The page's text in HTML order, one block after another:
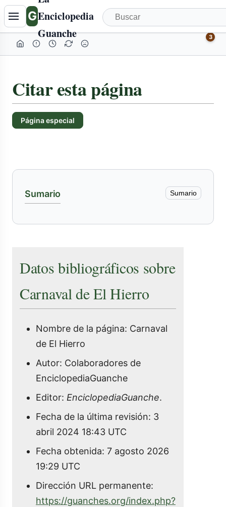
GEnciclopedia
Guanche
3
Citar esta página
Página especial
Sumario Sumario
Datos bibliográficos sobre
Carnaval de El Hierro
Nombre de la página: Carnaval
de El Hierro
Autor: Colaboradores de
EnciclopediaGuanche
Editor: EnciclopediaGuanche.
Fecha de la última revisión: 3
abril 2024 18:43 UTC
Fecha obtenida: 7 agosto 2026
19:29 UTC
Dirección URL permanente:
https://guanches.org/index.php?
Tabla
de
contenidos
colapsada